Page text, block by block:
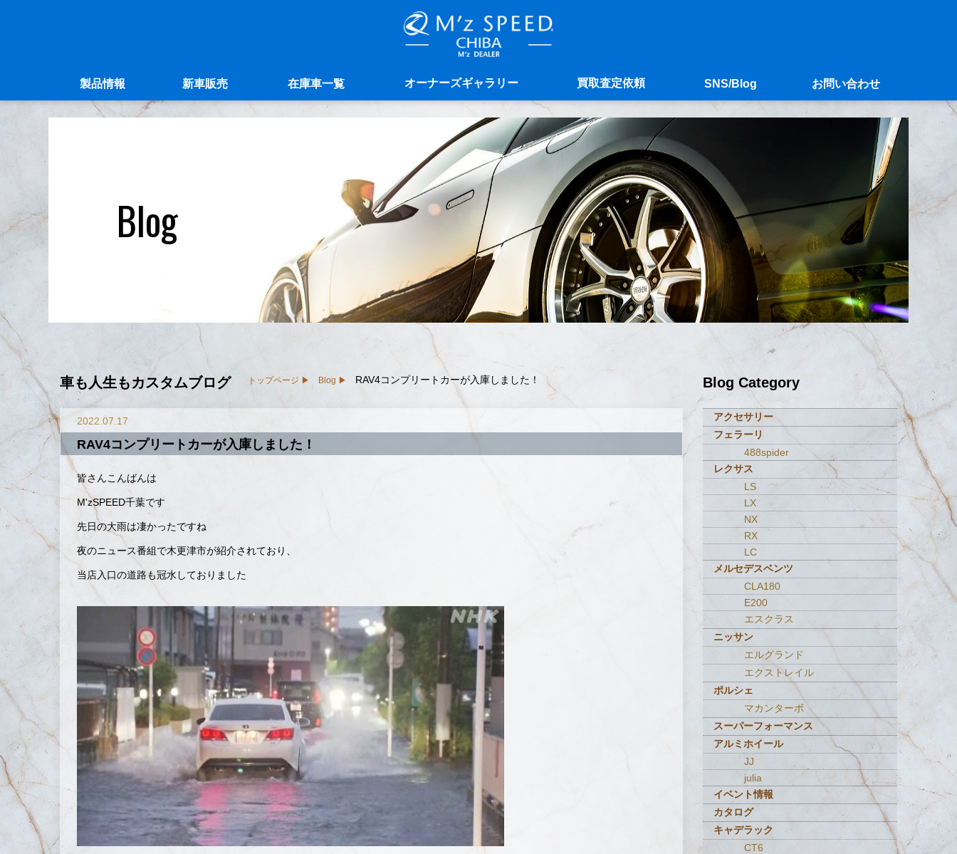
製品情報 新車販売 在庫車一覧 オーナーズギャラリー 買取査定依頼 SNS/Blog お問い合わせ
Blog
車も人生もカスタムブログ トップページ Blog RAV4コンプリートカーが入庫しました！
2022.07.17
RAV4コンプリートカーが入庫しました！
皆さんこんばんは
M'zSPEED千葉です
先日の大雨は凄かったですね
夜のニュース番組で木更津市が紹介されており、
当店入口の道路も冠水しておりました
Blog Category
アクセサリー
フェラーリ
488spider
レクサス
LS
LX
NX
RX
LC
メルセデスベンツ
CLA180
E200
エスクラス
ニッサン
エルグランド
エクストレイル
ポルシェ
マカンターボ
スーパーフォーマンス
アルミホイール
JJ
julia
イベント情報
カタログ
キャデラック
CT6